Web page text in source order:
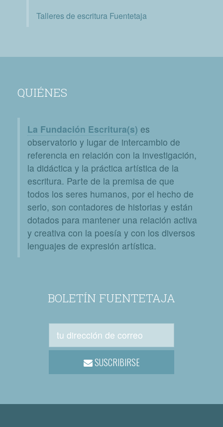
Talleres de escritura Fuentetaja
QUIÉNES
La Fundación Escritura(s) es
observatorio y lugar de intercambio de
referencia en relación con la investigación,
la didáctica y la práctica artística de la
escritura. Parte de la premisa de que
todos los seres humanos, por el hecho de
serlo, son contadores de historias y están
dotados para mantener una relación activa
y creativa con la poesía y con los diversos
lenguajes de expresión artística.
BOLETÍN FUENTETAJA
SUSCRIBIRSE